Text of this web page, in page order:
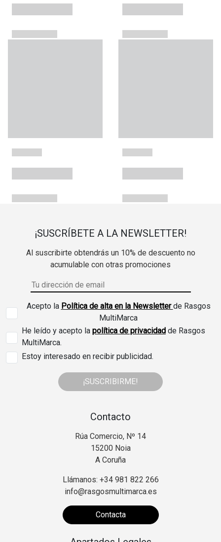
¡SUSCRÍBETE A LA NEWSLETTER!
Al suscribirte obtendrás un 10% de descuento no
acumulable con otras promociones
Acepto la Política de alta en la Newsletterde Rasgos
MultiMarca
He leído y acepto la política de privacidad de Rasgos
MultiMarca.
Estoy interesado en recibir publicidad.
¡SUSCRIBIRME!
Contacto
Rúa Comercio, Nº 14
15200 Noia
A Coruña
Llámanos: +34 981 822 266
info@rasgosmultimarca.es
Contacta